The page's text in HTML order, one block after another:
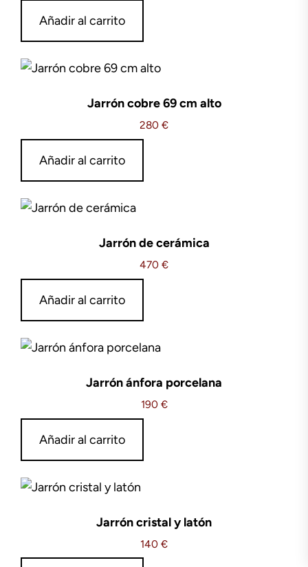
Añadir al carrito
Jarrón cobre 69 cm alto
280 €
Añadir al carrito
Jarrón de cerámica
470 €
Añadir al carrito
Jarrón ánfora porcelana
190 €
Añadir al carrito
Jarrón cristal y latón
140 €